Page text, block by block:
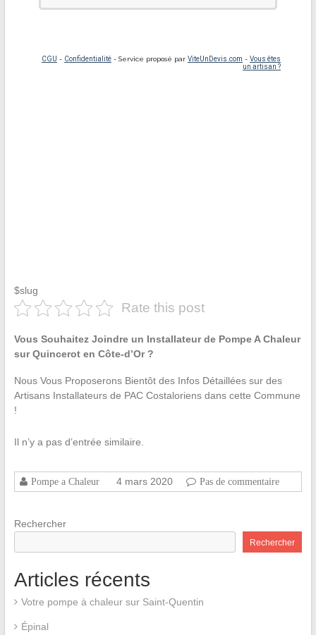
$slug
Rate this post
Vous Souhaitez Joindre un Installateur de Pompe A Chaleur
sur Quincerot en Côte-d’Or ?
Nous Vous Proposerons Bientôt des Infos Détaillées sur des
Artisans Installateurs de PAC Costaloriens dans cette Commune
!
Il n’y a pas d’entrée similaire.
Pompe a Chaleur 4 mars 2020 Pas de commentaire
Rechercher
Rechercher
Articles récents
Votre pompe à chaleur sur Saint-Quentin
Épinal